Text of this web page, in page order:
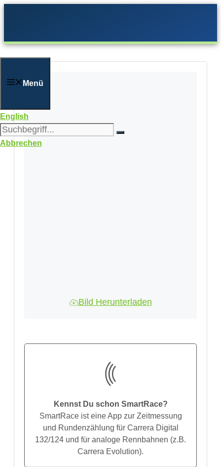
Menü
English
Abbrechen
Bild Herunterladen
Kennst Du schon SmartRace?
SmartRace ist eine App zur Zeitmessung
und Rundenzählung für Carrera Digital
132/124 und für analoge Rennbahnen (z.B.
Carrera Evolution).